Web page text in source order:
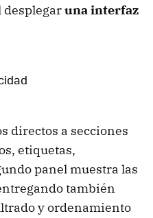
desplegaruna interfaz
directos a secciones
etiquetas,
panel muestra las
también
y ordenamiento